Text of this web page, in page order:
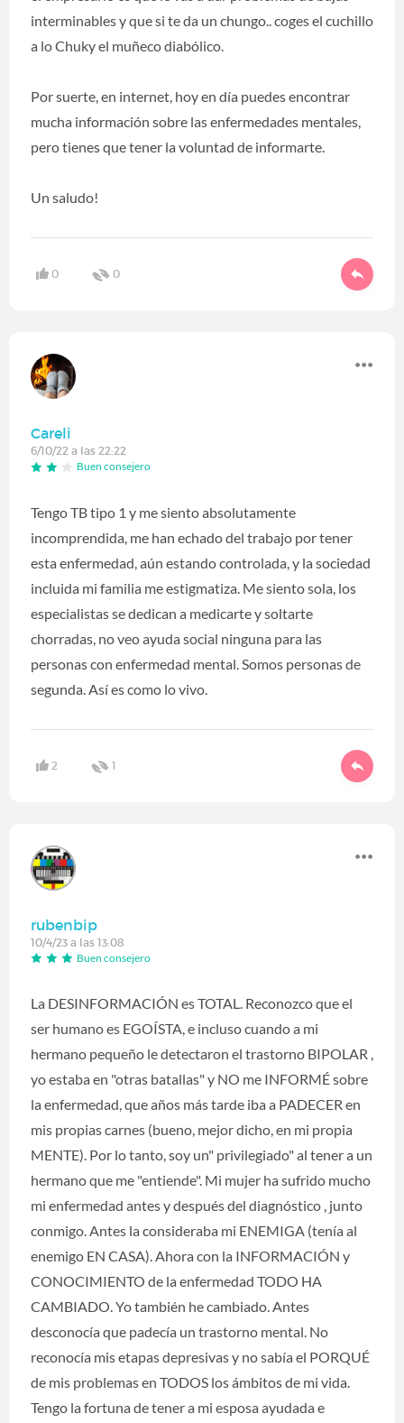
interminables y que si te da un chungo.. coges el cuchillo
a lo Chuky el muñeco diabólico.
Por suerte, en internet, hoy en día puedes encontrar
mucha información sobre las enfermedades mentales,
pero tienes que tener la voluntad de informarte.
Un saludo!
0 0
Careli
6/10/22 a las 22:22
Buen consejero
Tengo TB tipo 1 y me siento absolutamente
incomprendida, me han echado del trabajo por tener
esta enfermedad, aún estando controlada, y la sociedad
incluida mi familia me estigmatiza. Me siento sola, los
especialistas se dedican a medicarte y soltarte
chorradas, no veo ayuda social ninguna para las
personas con enfermedad mental. Somos personas de
segunda. Así es como lo vivo.
2 1
rubenbip
10/4/23 a las 13:08
Buen consejero
La DESINFORMACIÓN es TOTAL. Reconozco que el
ser humano es EGOÍSTA, e incluso cuando a mi
hermano pequeño le detectaron el trastorno BIPOLAR ,
yo estaba en "otras batallas" y NO me INFORMÉ sobre
la enfermedad, que años más tarde iba a PADECER en
mis propias carnes (bueno, mejor dicho, en mi propia
MENTE). Por lo tanto, soy un" privilegiado" al tener a un
hermano que me "entiende". Mi mujer ha sufrido mucho
mi enfermedad antes y después del diagnóstico , junto
conmigo. Antes la consideraba mi ENEMIGA (tenía al
enemigo EN CASA). Ahora con la INFORMACIÓN y
CONOCIMIENTO de la enfermedad TODO HA
CAMBIADO. Yo también he cambiado. Antes
desconocía que padecía un trastorno mental. No
reconocía mis etapas depresivas y no sabía el PORQUÉ
de mis problemas en TODOS los ámbitos de mi vida.
Tengo la fortuna de tener a mi esposa ayudada e